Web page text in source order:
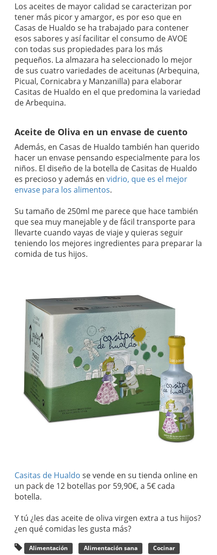
Los aceites de mayor calidad se caracterizan por
tener más picor y amargor, es por eso que en
Casas de Hualdo se ha trabajado para contener
esos sabores y así facilitar el consumo de AVOE
con todas sus propiedades para los más
pequeños. La almazara ha seleccionado lo mejor
de sus cuatro variedades de aceitunas (Arbequina,
Picual, Cornicabra y Manzanilla) para elaborar
Casitas de Hualdo en el que predomina la variedad
de Arbequina.
Aceite de Oliva en un envase de cuento
Además, en Casas de Hualdo también han querido
hacer un envase pensando especialmente para los
niños. El diseño de la botella de Casitas de Hualdo
es precioso y además en vidrio, que es el mejor
envase para los alimentos.
Su tamaño de 250ml me parece que hace también
que sea muy manejable y de fácil transporte para
llevarte cuando vayas de viaje y quieras seguir
teniendo los mejores ingredientes para preparar la
comida de tus hijos.
Casitas de Hualdo se vende en su tienda online en
un pack de 12 botellas por 59,90€, a 5€ cada
botella.
Y tú ¿les das aceite de oliva virgen extra a tus hijos?
¿en qué comidas les gusta más?
Alimentación Alimentación sana Cocinar